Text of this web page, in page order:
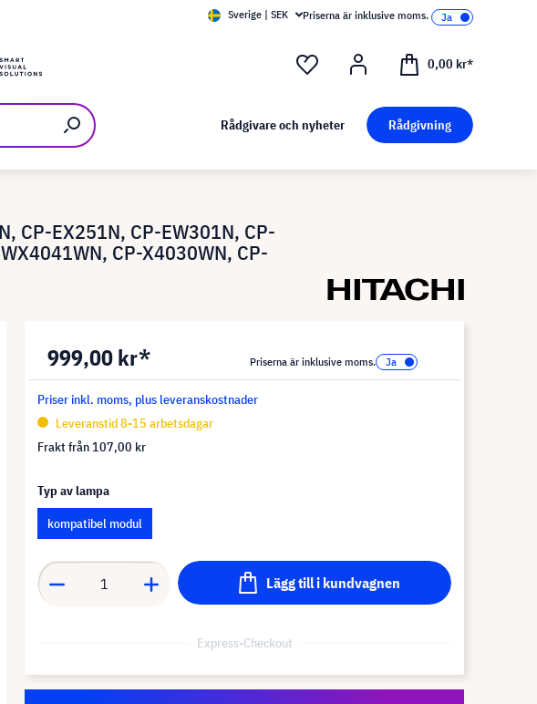
Sverige | SEK Priserna är inklusive moms.
0,00 kr*
Rådgivare och nyheter Rådgivning
CP-EX251N, CP-EW301N, CP-
CP-X4030WN, CP-
999,00 kr* Priserna är inklusive moms.
Priser inkl. moms, plus leveranskostnader
Leveranstid 8-15 arbetsdagar
Frakt från 107,00 kr
Typ av lampa
kompatibel modul
Lägg till i kundvagnen
Express-Checkout